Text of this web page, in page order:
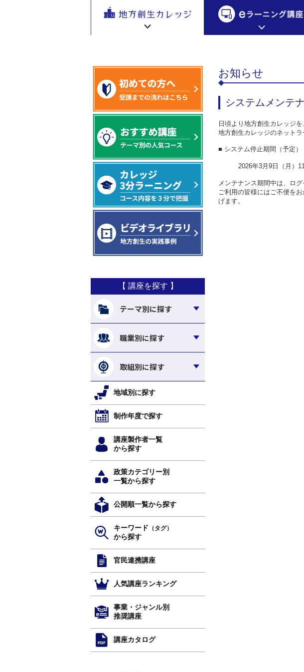
地方創生カレッジ
地方創生カレッジ HOME
新着情報
地方創生カレッジ活用の流れ
ビデオライブラリ サイトマ
e ラーニング講座 HOME
初めての方へ テーマ
eラーニ
連携・交流ひろば HOME
連携・交流ひろばについて
全国で活躍する地方創生専門人材
地方創生応援プロジェクト イベント
地方創生
を無料eラ
講座が200
>システムメンテナンスのお知らせ
【 講座を探す 】
テーマ別に探す
職業別に探す
取組別に探す
地域別に探す
制作年度で探す
講座製作者一覧
から探す
政策カテゴリー別
一覧から探す
公開順一覧から探す
キーワード （タグ）
から探す
官民連携講座
人気講座ランキング
事業・ジャンル別
推奨講座
講座カタログ
お知らせ
システムメンテ
日頃より地方創生カレッジ
地方創生カレッジのネット
■ システム停止期間（予定）
2026年3月9日（月）
メンテナンス期間中は、ロ
ご利用の皆様にはご不便を
げます。